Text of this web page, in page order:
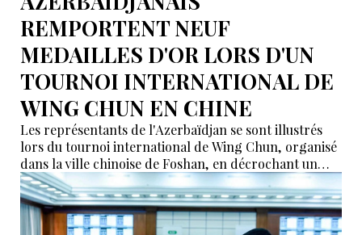
REMPORTENT NEUF
MEDAILLES D'OR LORS D'UN
TOURNOI INTERNATIONAL DE
WING CHUN EN CHINE
Les représentants de l'Azerbaïdjan se sont illustrés
lors du tournoi international de Wing Chun, organisé
dans la ville chinoise de Foshan, en décrochant un
total de neuf médailles d'or, selon des informations
relayées par İdman.Biz.